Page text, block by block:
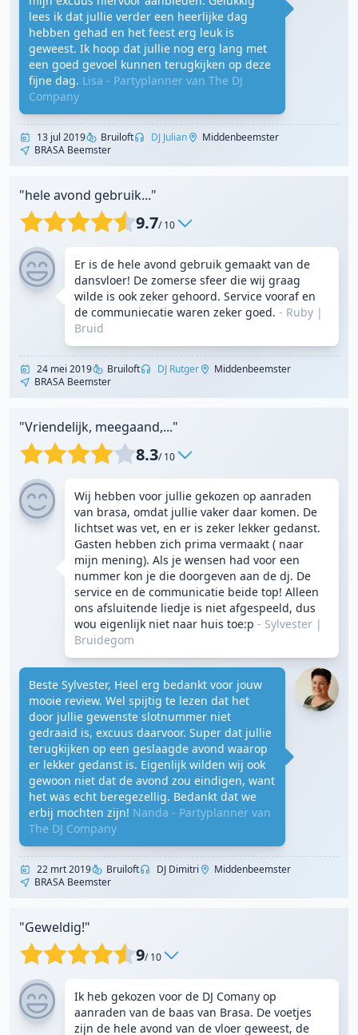
lees ik dat jullie verder een heerlijke dag
hebben gehad en het feest erg leuk is
geweest. Ik hoop dat jullie nog erg lang met
een goed gevoel kunnen terugkijken op deze
fijne dag. Lisa - Partyplanner van The DJ
Company
13 jul 2019 Bruiloft DJ Julian
Middenbeemster
BRASA Beemster
"hele avond gebruik..."
9.7/ 10
Er is de hele avond gebruik gemaakt van de
dansvloer! De zomerse sfeer die wij graag
wilde is ook zeker gehoord. Service vooraf en
de communiecatie waren zeker goed. - Ruby |
Bruid
24 mei 2019 Bruiloft DJ Rutger
Middenbeemster
BRASA Beemster
"Vriendelijk, meegaand,..."
8.3/ 10
Wij hebben voor jullie gekozen op aanraden
van brasa, omdat jullie vaker daar komen. De
lichtset was vet, en er is zeker lekker gedanst.
Gasten hebben zich prima vermaakt ( naar
mijn mening). Als je wensen had voor een
nummer kon je die doorgeven aan de dj. De
service en de communicatie beide top! Alleen
ons afsluitende liedje is niet afgespeeld, dus
wou eigenlijk niet naar huis toe:p - Sylvester |
Bruidegom
Beste Sylvester, Heel erg bedankt voor jouw
mooie review. Wel spijtig te lezen dat het
door jullie gewenste slotnummer niet
gedraaid is, excuus daarvoor. Super dat jullie
terugkijken op een geslaagde avond waarop
er lekker gedanst is. Eigenlijk wilden wij ook
gewoon niet dat de avond zou eindigen, want
het was echt beregezellig. Bedankt dat we
erbij mochten zijn! Nanda - Partyplanner van
The DJ Company
22 mrt 2019 Bruiloft DJ Dimitri
Middenbeemster
BRASA Beemster
"Geweldig!"
9/ 10
Ik heb gekozen voor de DJ Comany op
aanraden van de baas van Brasa. De voetjes
zijn de hele avond van de vloer geweest, de